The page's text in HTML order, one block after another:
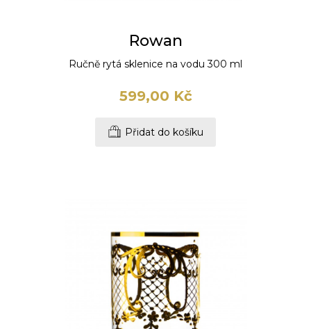
Rowan
Ručně rytá sklenice na vodu 300 ml
599,00 Kč
Přidat do košíku